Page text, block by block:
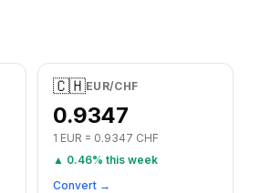
🇨🇭EUR/CHF
0.9347
1 EUR = 0.9347 CHF
▲ 0.46% this week
Convert →